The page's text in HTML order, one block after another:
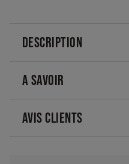
DESCRIPTION
A SAVOIR
AVIS CLIENTS